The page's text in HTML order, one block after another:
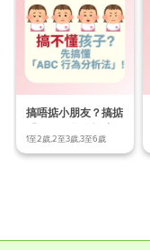
搞唔掂小朋友？搞掂
「ABC行為分析法」
先
1至2歲,2至3歲,3至6歲